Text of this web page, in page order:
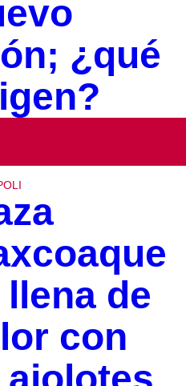
¿qué
llena de
con